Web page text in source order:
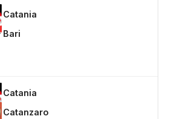
Catania
Bari
Catania
Catanzaro